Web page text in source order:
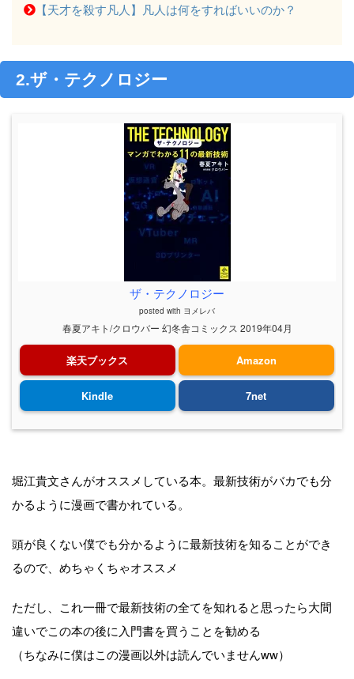
【天才を殺す凡人】凡人は何をすればいいのか？
2.ザ・テクノロジー
ザ・テクノロジー
posted with ヨメレバ
春夏アキト/クロウバー 幻冬舎コミックス 2019年04月
楽天ブックス Amazon
Kindle 7net
堀江貴文さんがオススメしている本。最新技術がバカでも分
かるように漫画で書かれている。
頭が良くない僕でも分かるように最新技術を知ることができ
るので、めちゃくちゃオススメ
ただし、これ一冊で最新技術の全てを知れると思ったら大間
違いでこの本の後に入門書を買うことを勧める
（ちなみに僕はこの漫画以外は読んでいませんww）